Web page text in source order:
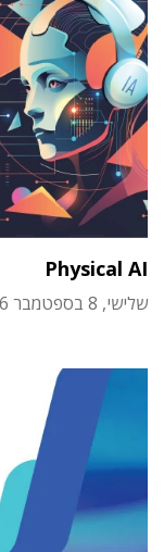
Physical AI
שלישי, 8 בספטמבר 2026